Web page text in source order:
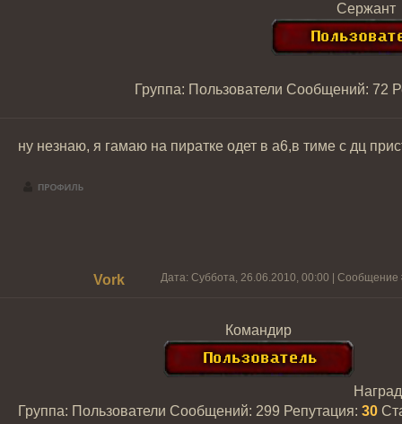
Сержант
Группа: Пользователи Сообщений: 72
ну незнаю, я гамаю на пиратке одет в а6,в тиме с дц
Vork Дата: Суббота, 26.06.2010, 00:00 |
Командир
Группа: Пользователи Сообщений: 299 Репутация: 30